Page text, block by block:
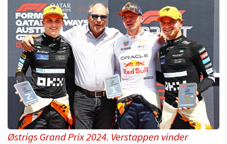
Østrigs Grand Prix 2024. Verstappen vinder